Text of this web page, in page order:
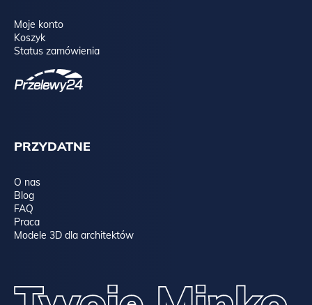
Moje konto
Koszyk
Status zamówienia
PRZYDATNE
O nas
Blog
FAQ
Praca
Modele 3D dla architektów